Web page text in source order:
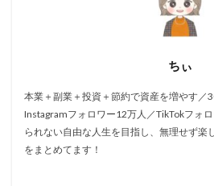
ちぃ
本業＋副業＋投資＋節約で資産を増やす／
Instagramフォロワー12万人／TikTokフォ
られない自由な人生を目指し、無理せず楽
をまとめてます！